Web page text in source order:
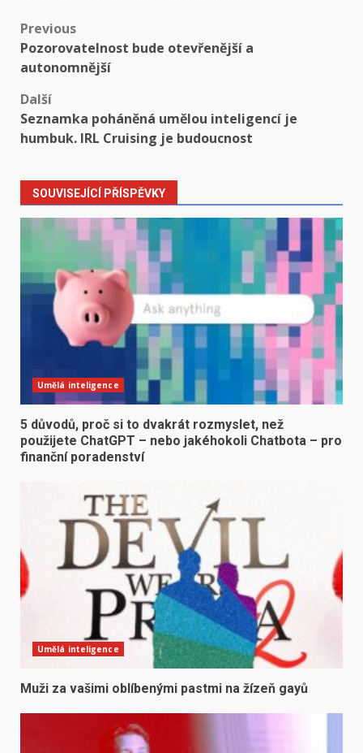
Post
navigation
Previous
Pozorovatelnost bude otevřenější a
autonomnější
Další
Seznamka poháněná umělou inteligencí je
humbuk. IRL Cruising je budoucnost
SOUVISEJÍCÍ PŘÍSPĚVKY
Umělá inteligence
5 důvodů, proč si to dvakrát rozmyslet, než
použijete ChatGPT – nebo jakéhokoli Chatbota – pro
finanční poradenství
Umělá inteligence
Muži za vašimi oblíbenými pastmi na žízeň gayů